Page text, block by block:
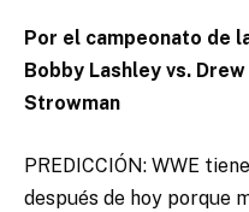
Por el campeonato de
Bobby Lashley vs.
Strowman
PREDICCIÓN: WWE
después de hoy porque